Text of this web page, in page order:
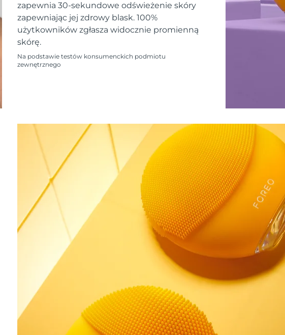
zapewnia 30-sekundowe odświeżenie skóry
zapewniając jej zdrowy blask. 100%
użytkowników zgłasza widocznie promienną
skórę.
Na podstawie testów konsumenckich podmiotu
zewnętrznego